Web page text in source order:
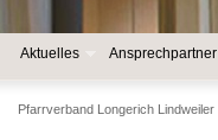
Aktuelles Ansprechpartner
Pfarrverband Longerich Lindweiler